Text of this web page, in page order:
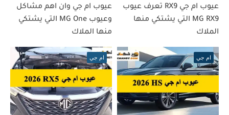
عيوب ام جي RX9 تعرف عيوب
MG RX9 التي يشتكي منها
الملاك
عيوب ام جي وان اهم مشاكل
وعيوب MG One التي يشتكي
منها الملاك
ام جي ام جي